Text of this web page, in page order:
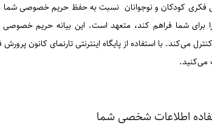
فکری کودکان و نوجوانان نسبت به حفظ حریم خصوصی شما
برای شما فراهم کند، متعهد است. این بیانه حریم خصوصی
کنترل می‌کند. با استفاده از پایگاه اینترنتی تارنمای کانون
می‌کنید.
اطلاعات شخصی شما